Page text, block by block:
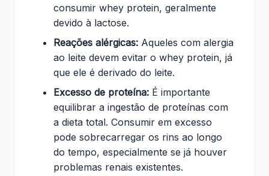
consumir whey protein, geralmente
devido à lactose.
Reações alérgicas: Aqueles com alergia
ao leite devem evitar o whey protein, já
que ele é derivado do leite.
Excesso de proteína: É importante
equilibrar a ingestão de proteínas com
a dieta total. Consumir em excesso
pode sobrecarregar os rins ao longo
do tempo, especialmente se já houver
problemas renais existentes.